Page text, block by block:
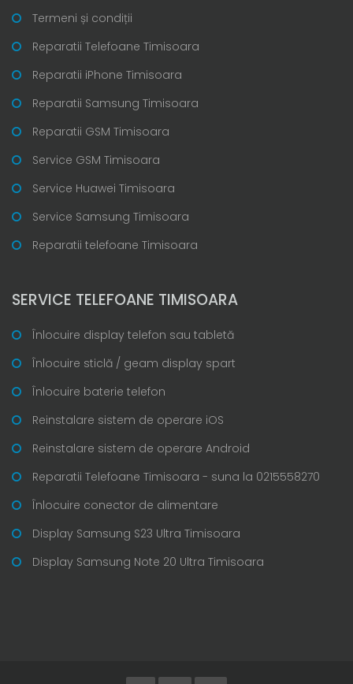
Termeni și condiții
Reparatii Telefoane Timisoara
Reparatii iPhone Timisoara
Reparatii Samsung Timisoara
Reparatii GSM Timisoara
Service GSM Timisoara
Service Huawei Timisoara
Service Samsung Timisoara
Reparatii telefoane Timisoara
SERVICE TELEFOANE TIMISOARA
Înlocuire display telefon sau tabletă
Înlocuire sticlă / geam display spart
Înlocuire baterie telefon
Reinstalare sistem de operare iOS
Reinstalare sistem de operare Android
Reparatii Telefoane Timisoara - suna la 0215558270
Înlocuire conector de alimentare
Display Samsung S23 Ultra Timisoara
Display Samsung Note 20 Ultra Timisoara